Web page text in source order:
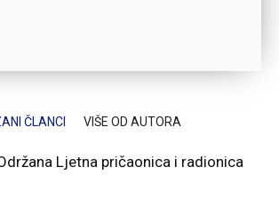
ČLANCI VIŠE OD AUTORA
Ljetna pričaonica i radionica